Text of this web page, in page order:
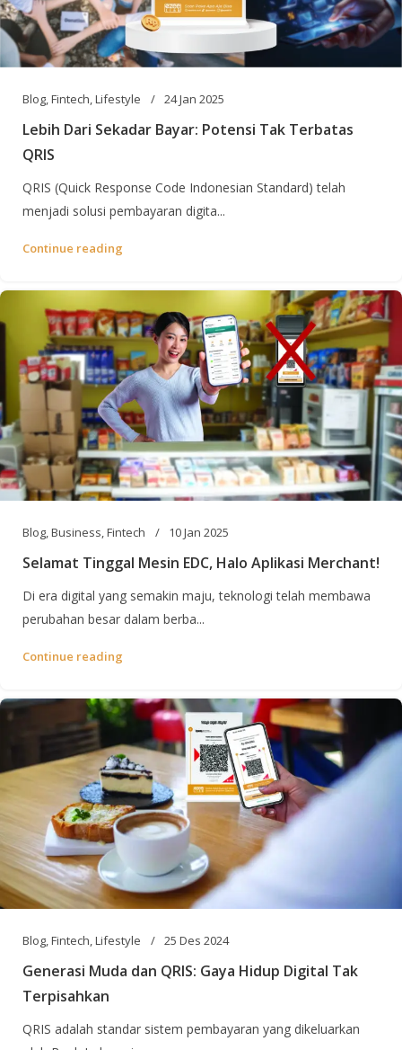
Blog,Fintech,Lifestyle 24 Jan 2025
Lebih Dari Sekadar Bayar: Potensi Tak Terbatas
QRIS
QRIS (Quick Response Code Indonesian Standard) telah
menjadi solusi pembayaran digita...
Continue reading
Blog,Business,Fintech 10 Jan 2025
Selamat Tinggal Mesin EDC, Halo Aplikasi Merchant!
Di era digital yang semakin maju, teknologi telah membawa
perubahan besar dalam berba...
Continue reading
Blog,Fintech,Lifestyle 25 Des 2024
Generasi Muda dan QRIS: Gaya Hidup Digital Tak
Terpisahkan
QRIS adalah standar sistem pembayaran yang dikeluarkan